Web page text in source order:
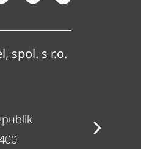
spol. s r.o.